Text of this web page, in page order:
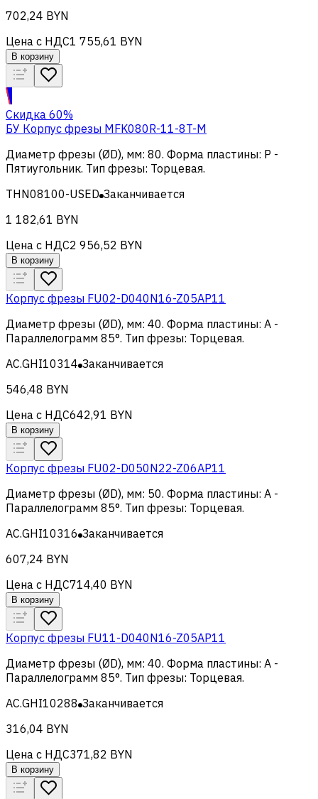
702,24 BYN
Цена с НДС1 755,61 BYN
В корзину
Скидка 60%
БУ Корпус фрезы MFK080R-11-8T-M
Диаметр фрезы (ØD), мм: 80. Форма пластины: P -
Пятиугольник. Тип фрезы: Торцевая.
THN08100-USED Заканчивается
1 182,61 BYN
Цена с НДС2 956,52 BYN
В корзину
Корпус фрезы FU02-D040N16-Z05AP11
Диаметр фрезы (ØD), мм: 40. Форма пластины: A -
Параллелограмм 85°. Тип фрезы: Торцевая.
AC.GHI10314 Заканчивается
546,48 BYN
Цена с НДС642,91 BYN
В корзину
Корпус фрезы FU02-D050N22-Z06AP11
Диаметр фрезы (ØD), мм: 50. Форма пластины: A -
Параллелограмм 85°. Тип фрезы: Торцевая.
AC.GHI10316 Заканчивается
607,24 BYN
Цена с НДС714,40 BYN
В корзину
Корпус фрезы FU11-D040N16-Z05AP11
Диаметр фрезы (ØD), мм: 40. Форма пластины: A -
Параллелограмм 85°. Тип фрезы: Торцевая.
AC.GHI10288 Заканчивается
316,04 BYN
Цена с НДС371,82 BYN
В корзину